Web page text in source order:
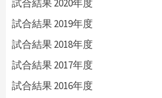
試合結果 2020年度
試合結果 2019年度
試合結果 2018年度
試合結果 2017年度
試合結果 2016年度